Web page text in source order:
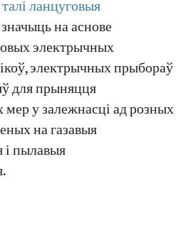
талі ланцуговыя
значыць на аснове
электрычных
электрычных прыбораў
для прыняцця
у залежнасці ад розных
на газавыя
пылавыя